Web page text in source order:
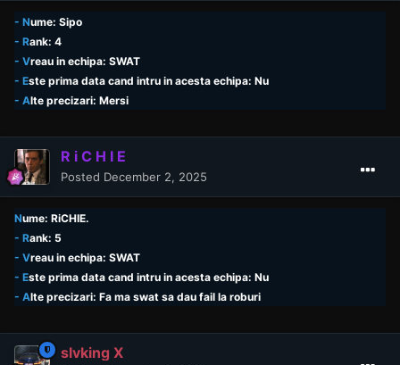
- Nume: Sipo
- Rank: 4
- Vreau in echipa: SWAT
- Este prima data cand intru in acesta echipa: Nu
- Alte precizari: Mersi
R i C H I E
Posted December 2, 2025
Nume: RiCHIE.
- Rank: 5
- Vreau in echipa: SWAT
- Este prima data cand intru in acesta echipa: Nu
- Alte precizari: Fa ma swat sa dau fail la roburi
slvking X